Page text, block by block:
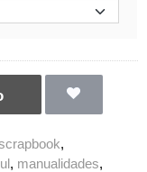
manualidades